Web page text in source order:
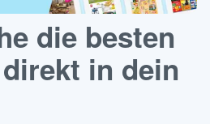
die besten
in dein